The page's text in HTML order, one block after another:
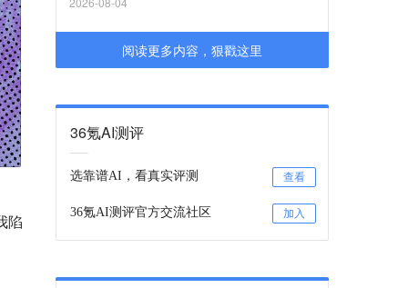
陷
阅读更多内容，狠戳这里
36氪AI测评
选靠谱AI，看真实评测 查看
36氪AI测评官方交流社区 加入